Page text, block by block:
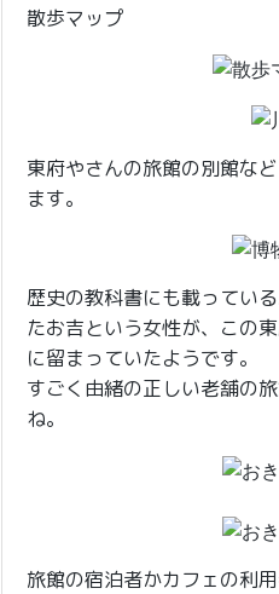
散歩マップ
東府やさんの旅館の別館な
ます。
歴史の教科書にも載ってい
たお吉という女性が、この
に留まっていたようです。
すごく由緒の正しい老舗の
ね。
旅館の宿泊者かカフェの利